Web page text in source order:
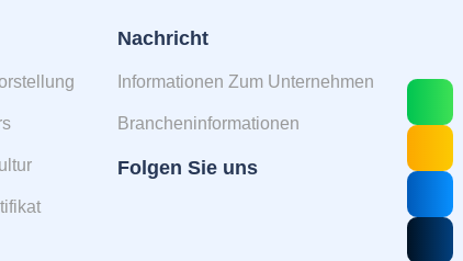
Nachricht
Informationen Zum Unternehmen
Brancheninformationen
Folgen Sie uns